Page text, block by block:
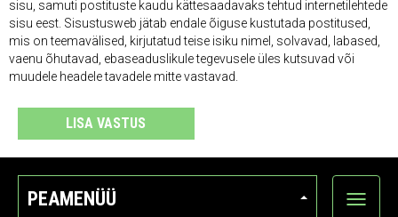
sisu, samuti postituste kaudu kättesaadavaks tehtud internetilehtede
sisu eest. Sisustusweb jätab endale õiguse kustutada postitused,
mis on teemavälised, kirjutatud teise isiku nimel, solvavad, labased,
vaenu õhutavad, ebaseaduslikule tegevusele üles kutsuvad või
muudele headele tavadele mitte vastavad.
LISA VASTUS
PEAMENÜÜ
Ava